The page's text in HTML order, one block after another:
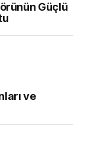
Güçlü
ve